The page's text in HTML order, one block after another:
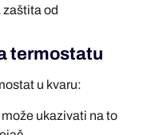
zaštita od
termostatu
u kvaru:
može ukazivati na to